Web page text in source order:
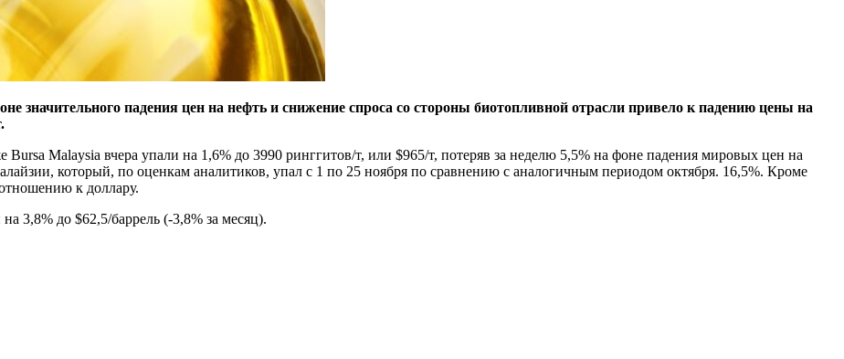
значительного падения цен на нефть и снижение спроса со стороны биотопливной отрасли привело к падению цены на
Malaysia вчера упали на 1,6% до 3990 ринггитов/т, или $965/т, потеряв за неделю 5,5% на фоне падения мировых цен на
который, по оценкам аналитиков, упал с 1 по 25 ноября по сравнению с аналогичным периодом октября. 16,5%. Кроме
к доллару.
3,8% до $62,5/баррель (-3,8% за месяц).